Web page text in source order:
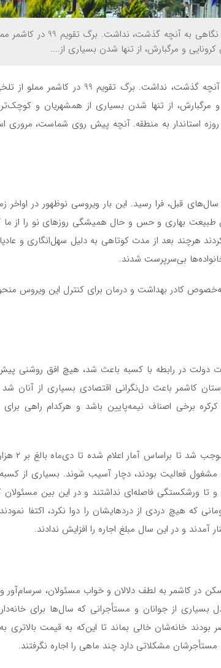
به گزارش صدای خاوران- در آستانه سال 1400 نمی‌توان نگاهي به آنچه گذشت،
و مرگبارش، از تنها شدن بسیاری از....
صدای خاوران- در آستانه سال 1400 نمی‌توان نگاهي به آنچه گذشت، نداشت. برگ تقویم 99
مرگبارش، از تنها شدن بسیاری از همشهریان و
استاندار به منطقه. آنچه پيش روي شماست، مروري
سال‌های قبل، فرا رسید. این بار ویروسی نوظهور در اواخر
طبیعت بهاری و حس و حال همیشگی روزهای نو را از
هرچند بعد از مدت کوتاهی به دلیل سهل‌انگاری و
بی‌سرپرست شدند.
کادر بهداشت و درمان برای کنترل این ویروس
تعهدات دولت در رابطه با کسبه باعث شد، هیچ افق روشنی
کاشمر باعث دل‌نگرانی اقتصادی بسیاری از آنان
برخی اصناف نیمه‌پایین باشد و هرکدام راهی برای
مصوباتی که اشک کسبه و بخش گردشگری را
فعالیت بودند، دچار آسیب شوند. بسیاری از
و تا ورشکستگی فاصله‌ای نداشتند و در این بین
فقط به دادن تسهیلات ۶ میلیون تومانی که هیچ دردی از دردهایشان را دوا نکرد، اکتفا
و در این سال مبلغ اجاره را افزایش ندادند.
در کاشمر به لطف دلالان و خواب مسئولان، سرسام‌آور
از جوانان و مستأجرانی که سال‌ها برای
خانه‌شان خالی بماند تا این‌که به قیمت بالاتری به
مشکلاتی دارد چند ماهی را اجاره نگرفتند.